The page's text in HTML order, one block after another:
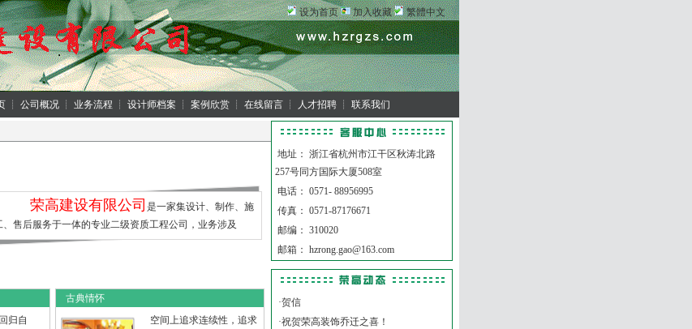
设为首页 加入收藏 繁體中文
┊ 公司概况 ┊ 业务流程 ┊ 设计师档案 ┊ 案例欣赏 ┊ 在线留言 ┊ 人才招聘 ┊ 联系我们
荣高建设有限公司 是一家集设计、制作、施
、售后服务于一体的专业二级资质工程公司，业务涉及
归自
古典情怀
空间上追求连续性，追求
地址： 浙江省杭州市江干区秋涛北路
257号同方国际大厦508室
电话： 0571- 88956995
传真： 0571-87176671
邮编： 310020
邮箱： hzrong.gao@163.com
·贺信
·祝贺荣高装饰乔迁之喜！